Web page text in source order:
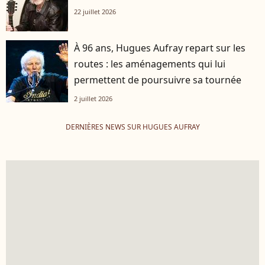
22 juillet 2026
À 96 ans, Hugues Aufray repart sur les
routes : les aménagements qui lui
permettent de poursuivre sa tournée
2 juillet 2026
DERNIÈRES NEWS SUR HUGUES AUFRAY